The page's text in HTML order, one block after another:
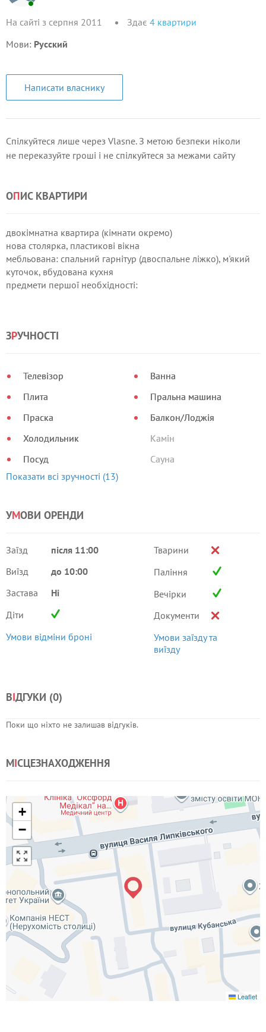
На сайті з серпня 2011 Здає 4 квартири
Мови: Русский
Написати власнику
Спілкуйтеся лише через Vlasne. З метою безпеки ніколи
не переказуйте гроші і не спілкуйтеся за межами сайту
ОПИС КВАРТИРИ
двокімнатна квартира (кімнати окремо)
нова столярка, пластикові вікна
мебльована: спальний гарнітур (двоспальне ліжко), м'який
куточок, вбудована кухня
предмети першої необхідності:
+38 095 343 13 16
ЗРУЧНОСТІ
Телевізор
Плита
Праска
Холодильник
Посуд
Ванна
Пральна машина
Балкон/Лоджія
Камін
Сауна
Показати всі зручності (13)
УМОВИ ОРЕНДИ
Заїзд
після 11:00
Виїзд
до 10:00
Застава
Ні
Діти
Умови відміни броні
Тварини
Паління
Вечірки
Документи
Умови заїзду та
виїзду
ВІДГУКИ (0)
Поки що ніхто не залишав відгуків.
МІСЦЕЗНАХОДЖЕННЯ
+
−
Leaflet